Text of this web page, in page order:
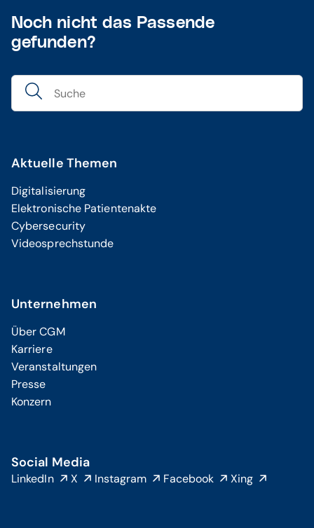
Noch nicht das Passende
gefunden?
Aktuelle Themen
Digitalisierung
Elektronische Patientenakte
Cybersecurity
Videosprechstunde
Unternehmen
Über CGM
Karriere
Veranstaltungen
Presse
Konzern
Social Media
LinkedIn X Instagram Facebook Xing